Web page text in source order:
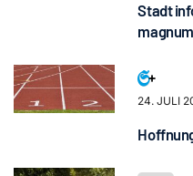
Stadt
24. JULI